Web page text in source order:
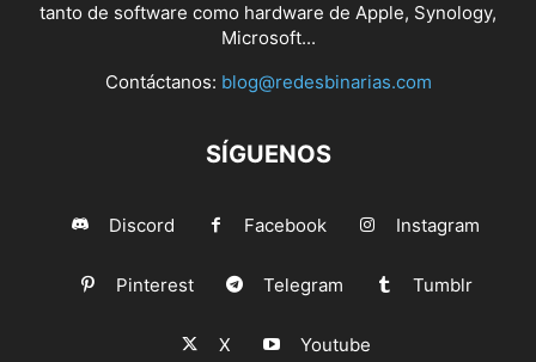
tanto de software como hardware de Apple, Synology,
Microsoft...
Contáctanos: blog@redesbinarias.com
SÍGUENOS
Discord Facebook Instagram
Pinterest Telegram Tumblr
X Youtube